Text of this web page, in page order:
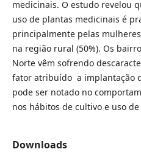
medicinais. O estudo revelou
uso de plantas medicinais é
principalmente pelas
na região rural (50%). Os
Norte vêm sofrendo
fator atribuído a implantação
pode ser notado no
nos hábitos de cultivo e uso
Downloads